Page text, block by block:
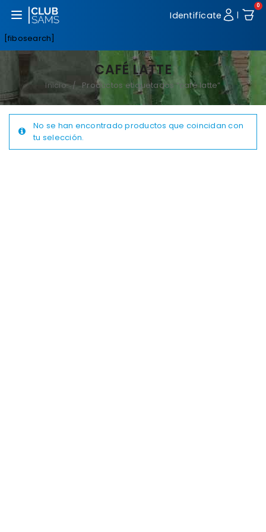
Abrir menú Identifícate |
0
[fibosearch]
CAFÉ LATTE
Inicio / Productos etiquetados “café latte”
No se han encontrado productos que coincidan con
tu selección.